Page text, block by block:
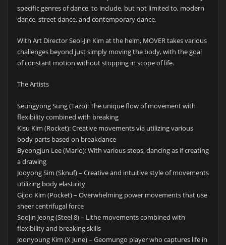
specific genres of dance, to include, but not limited to, modern
dance, street dance, and contemporary dance.
With Art Director Seol-Jin Kim at the helm, MOVER takes various
challenges beyond just simply moving the body, with the goal
of constant motion without stopping in scope of life.
The Artists
Seungyong Sung (Tazo): The unique flow of movement with
flexibility combined with breaking
Kisu Kim (Rocket): Creative movements via utilizing various
body parts based on breakdance
Byeongjun Lee (Mario): With various steps, dancing as if creating
a drawing
Jooyong Sim (Sknuf) – Creative and intuitive style of movements
utilizing body elasticity
Gijoo Kim (Pocket) – Overwhelming power movements that use
sheer centrifugal force
Soojin Jeong (Steel 8) – Lithe movements combined with
flexibility and breaking skills
Joonyoung Kim (X June) – Geomungo player who captures life in